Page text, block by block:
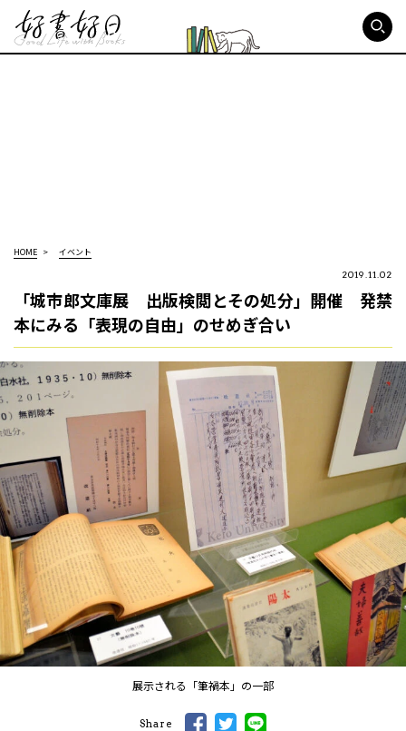
HOME イベント
2019.11.02
「城市郎文庫展 出版検閲とその処分」開催 発禁
本にみる「表現の自由」のせめぎ合い
展示される「筆禍本」の一部
Share